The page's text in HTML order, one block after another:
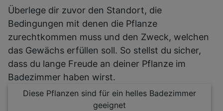
Überlege dir zuvor den Standort, die
Bedingungen mit denen die Pflanze
zurechtkommen muss und den Zweck, welchen
das Gewächs erfüllen soll. So stellst du sicher,
dass du lange Freude an deiner Pflanze im
Badezimmer haben wirst.
Diese Pflanzen sind für ein helles Badezimmer
geeignet